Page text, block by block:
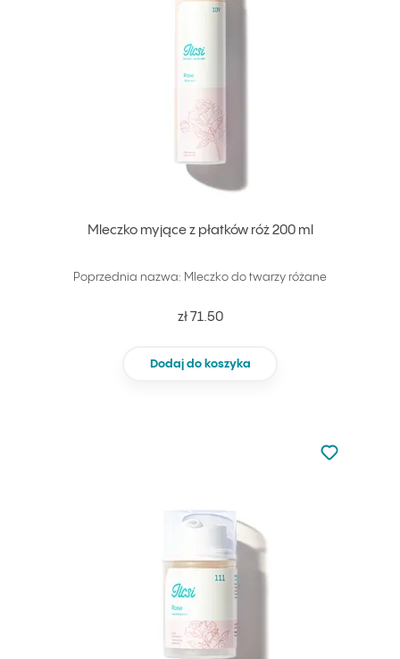
Mleczko myjące z płatków róż 200 ml
Poprzednia nazwa: Mleczko do twarzy różane
zł 71.50
Dodaj do koszyka
Nie dodano
Dodaj do